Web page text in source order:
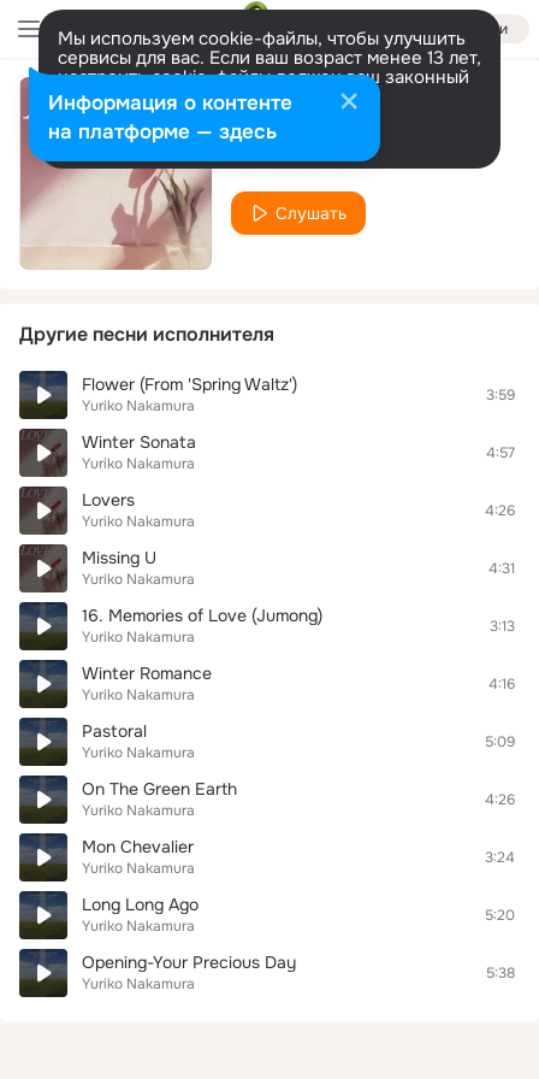
Войти
Мы используем cookie-файлы, чтобы улучшить
сервисы для вас. Если ваш возраст менее 13 лет,
настроить cookie-файлы должен ваш законный
представитель. Больше информации
Разрешить все Настроить
All In Theme
Yuriko Nakamura
Слушать
Другие песни исполнителя
Flower (From 'Spring Waltz')
Yuriko Nakamura
3:59
Winter Sonata
Yuriko Nakamura
4:57
Lovers
Yuriko Nakamura
4:26
Missing U
Yuriko Nakamura
4:31
16. Memories of Love (Jumong)
Yuriko Nakamura
3:13
Winter Romance
Yuriko Nakamura
4:16
Pastoral
Yuriko Nakamura
5:09
On The Green Earth
Yuriko Nakamura
4:26
Mon Chevalier
Yuriko Nakamura
3:24
Long Long Ago
Yuriko Nakamura
5:20
Opening-Your Precious Day
Yuriko Nakamura
5:38
Информация о контенте
на платформе — здесь